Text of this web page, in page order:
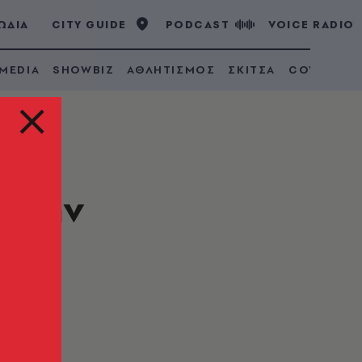
CITY GUIDE PODCAST VOICE RADIO
SHOWBIZ ΑΘΛΗΤΙΣΜΟΣ ΣΚΙΤΣΑ COVID 19
την